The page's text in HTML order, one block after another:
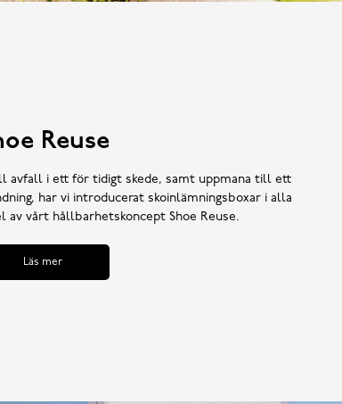
Reuse
avfall i ett för tidigt skede, samt uppmana till ett
har vi introducerat skoinlämningsboxar i alla
av vårt hållbarhetskoncept Shoe Reuse.
Läs mer